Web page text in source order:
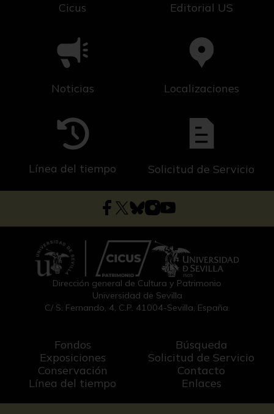
Cicus Editorial US
Noticias Localizaciones
Línea del tiempo Solicitud de Servicio
Dirección general de Cultura y Patrimonio
Universidad de Sevilla
C/ S. Fernando, 4, C.P. 41004-Sevilla, España.
Fondos
Exposiciones
Conservación
Línea del tiempo
Búsqueda
Solicitud de Servicio
Contacto
Enlaces